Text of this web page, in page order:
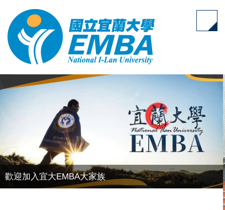
主
要
內
歡迎加入宜大EMBA大家族